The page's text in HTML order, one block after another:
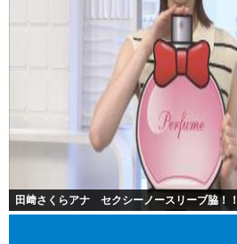
田﨑さくらアナ セクシーノースリーブ脇！！